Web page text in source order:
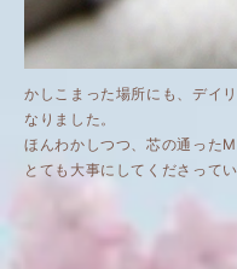
かしこまった場所にも、デイ
なりました。
ほんわかしつつ、芯の通った
とても大事にしてくださって